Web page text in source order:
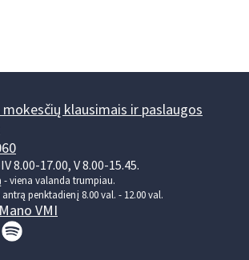
klausimais ir paslaugos
8.00-17.00, V 8.00-15.45.
- viena valanda trumpiau.
penktadienį 8.00 val. - 12.00 val.
VMI